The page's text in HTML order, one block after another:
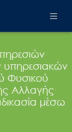
υπηρεσιακών
Φυσικού
Αλλαγής
μέσω